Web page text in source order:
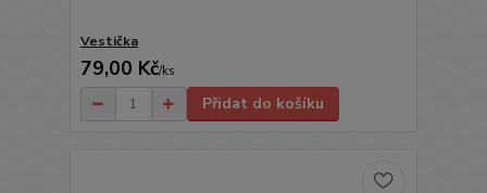
Vestička
79,00 Kč/ks
Přidat do košíku